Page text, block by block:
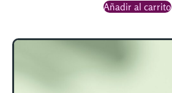
Añadir al carrito